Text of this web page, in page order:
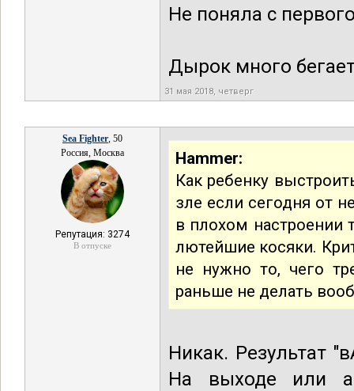
Не поняла с
Дырок много
31 мая 2018, четверг
Sea Fighter, 50
Россия, Москва
Репутация: 3274
В отпуске
Hammer:
Как ребенку
зле если сегодня от
в плохом
лютейшие косяки.
не нужно то, чего
раньше не делать
Никак. Результат
На выходе или